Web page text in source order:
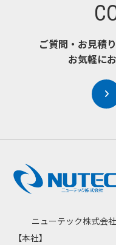
ご質問・お見積
お気軽に
ニューテック株式会社
【本社】